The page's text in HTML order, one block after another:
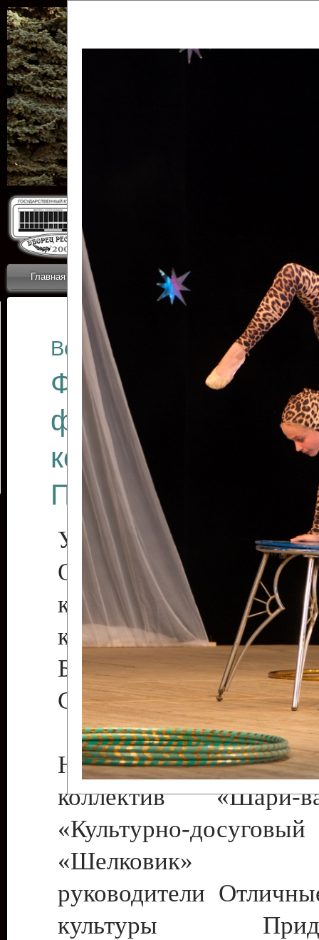
Главная Коллективы Новости
ОТЧЕТЫ ГКЦ
Все отчеты
Финал
фестиваля
коллективов
Приднестровского
Участники фестиваля:
Образцовый
коллектив
культуры с.
Бендеры ,
Светлана Георгиевна
Народный цирковой
коллектив
«Культурно-
«Шелковик»
руководители
культуры